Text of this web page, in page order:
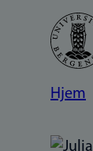
Hopp
Hjem